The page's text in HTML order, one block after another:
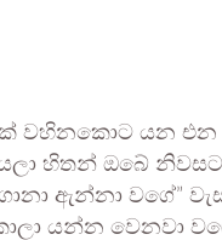
වහිනකොට යන එන
හිතන් ඔබේ
ඇන්නා වගේ”
යන්න වෙනවා